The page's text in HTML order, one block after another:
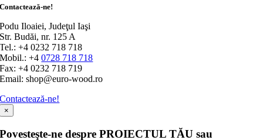
Contactează-ne!
Podu Iloaiei, Judeţul Iaşi
Str. Budăi, nr. 125 A
Tel.: +4 0232 718 718
Mobil.: +40728 718 718
Fax: +4 0232 718 719
Email: shop@euro-wood.ro
Contactează-ne!
×
Povesteşte-ne despre PROIECTUL TĂU sau